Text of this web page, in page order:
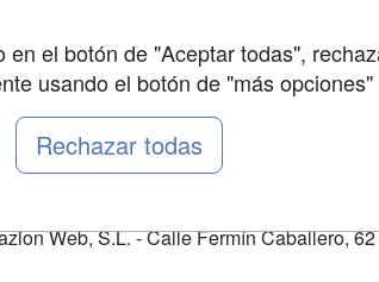
Web, S.L. - Calle Fermín Caballero,
el botón de "Aceptar todas",
usando el botón de "más opciones"
Rechazar todas